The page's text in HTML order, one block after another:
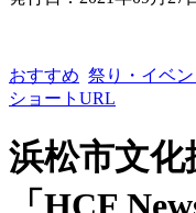
おすすめ 祭り・イベン
ショートURL
浜松市文